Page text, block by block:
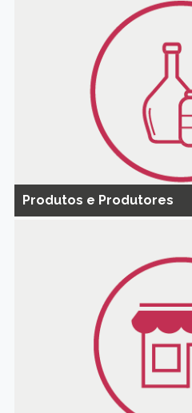
Produtos e Produtores